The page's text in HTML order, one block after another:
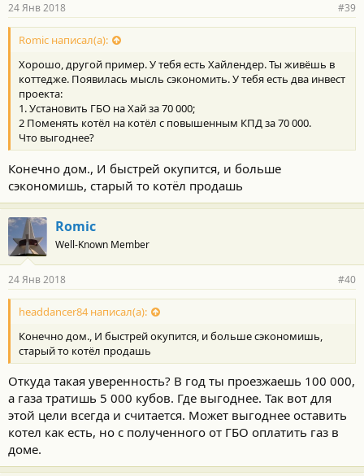
24 Янв 2018 #39
Romic написал(а):
Хорошо, другой пример. У тебя есть Хайлендер. Ты живёшь в
коттедже. Появилась мысль сэкономить. У тебя есть два инвест
проекта:
1. Установить ГБО на Хай за 70 000;
2 Поменять котёл на котёл с повышенным КПД за 70 000.
Что выгоднее?
Конечно дом., И быстрей окупится, и больше
сэкономишь, старый то котёл продашь
Romic
Well-Known Member
24 Янв 2018 #40
headdancer84 написал(а):
Конечно дом., И быстрей окупится, и больше сэкономишь,
старый то котёл продашь
Откуда такая уверенность? В год ты проезжаешь 100 000,
а газа тратишь 5 000 кубов. Где выгоднее. Так вот для
этой цели всегда и считается. Может выгоднее оставить
котел как есть, но с полученного от ГБО оплатить газ в
доме.